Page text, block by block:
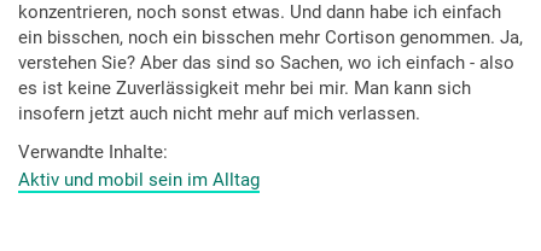
konzentrieren, noch sonst etwas. Und dann habe ich einfach
ein bisschen, noch ein bisschen mehr Cortison genommen. Ja,
verstehen Sie? Aber das sind so Sachen, wo ich einfach - also
es ist keine Zuverlässigkeit mehr bei mir. Man kann sich
insofern jetzt auch nicht mehr auf mich verlassen.
Verwandte Inhalte
Aktiv und mobil sein im Alltag